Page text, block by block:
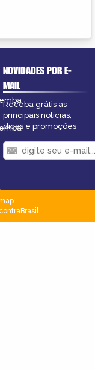
NOVIDADES POR E-
MAIL
Receba grátis as
principais notícias,
dicas e promoções